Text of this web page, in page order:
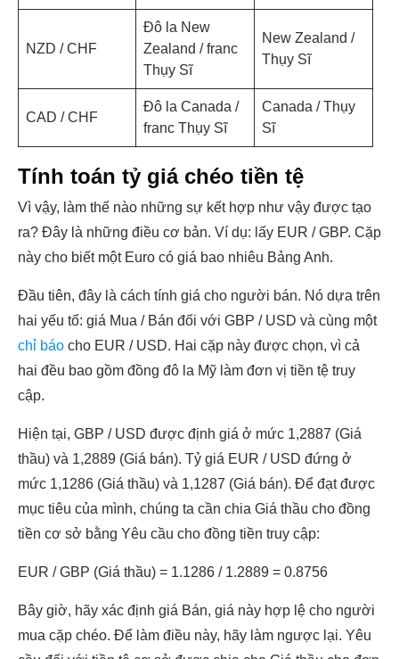
NZD / CHF
Đô la New
Zealand / franc
Thụy Sĩ
New Zealand /
Thụy Sĩ
CAD / CHF
Đô la Canada /
franc Thụy Sĩ
Canada / Thụy
Sĩ
Tính toán tỷ giá chéo tiền tệ
Vì vậy, làm thế nào những sự kết hợp như vậy được tạo
ra? Đây là những điều cơ bản. Ví dụ: lấy EUR / GBP. Cặp
này cho biết một Euro có giá bao nhiêu Bảng Anh.
Đầu tiên, đây là cách tính giá cho người bán. Nó dựa trên
hai yếu tố: giá Mua / Bán đối với GBP / USD và cùng một
chỉ báo cho EUR / USD. Hai cặp này được chọn, vì cả
hai đều bao gồm đồng đô la Mỹ làm đơn vị tiền tệ truy
cập.
Hiện tại, GBP / USD được định giá ở mức 1,2887 (Giá
thầu) và 1,2889 (Giá bán). Tỷ giá EUR / USD đứng ở
mức 1,1286 (Giá thầu) và 1,1287 (Giá bán). Để đạt được
mục tiêu của mình, chúng ta cần chia Giá thầu cho đồng
tiền cơ sở bằng Yêu cầu cho đồng tiền truy cập:
EUR / GBP (Giá thầu) = 1.1286 / 1.2889 = 0.8756
Bây giờ, hãy xác định giá Bán, giá này hợp lệ cho người
mua cặp chéo. Để làm điều này, hãy làm ngược lại. Yêu